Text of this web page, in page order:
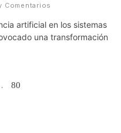
Comentarios
artificial en los sistemas
una transformación
80